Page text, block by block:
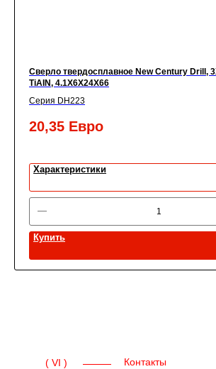
Сверло твердосплавное New Century Drill,
TiАIN, 4.1X6X24X66
Серия DH223
20,35 Евро
Характеристики
Купить
( VI ) Контакты